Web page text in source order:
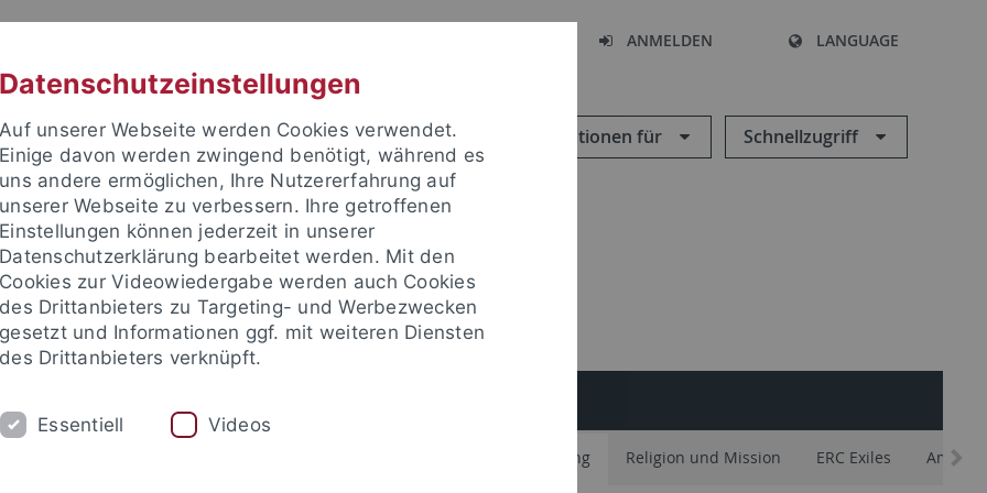
ANMELDEN LANGUAGE
Informationen für Schnellzugriff
Ver- und Entflechtung Religion und Mission ERC Exiles
Datenschutzeinstellungen
Auf unserer Webseite werden Cookies verwendet.
Einige davon werden zwingend benötigt, während es
uns andere ermöglichen, Ihre Nutzererfahrung auf
unserer Webseite zu verbessern. Ihre getroffenen
Einstellungen können jederzeit in unserer
Datenschutzerklärung bearbeitet werden. Mit den
Cookies zur Videowiedergabe werden auch Cookies
des Drittanbieters zu Targeting- und Werbezwecken
gesetzt und Informationen ggf. mit weiteren Diensten
des Drittanbieters verknüpft.
Essentiell Videos